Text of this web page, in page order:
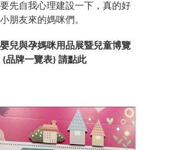
先自我心理建設一下，真的好
朋友來的媽咪們。
兒與孕媽咪用品展暨兒童博覽
{品牌一覽表} 請點此